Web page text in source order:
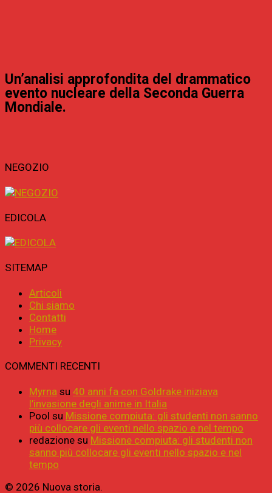
Un’analisi approfondita del drammatico
evento nucleare della Seconda Guerra
Mondiale.
NEGOZIO
EDICOLA
SITEMAP
Articoli
Chi siamo
Contatti
Home
Privacy
COMMENTI RECENTI
Myrna su 40 anni fa con Goldrake iniziava
l’invasione degli anime in Italia
Pool su Missione compiuta: gli studenti non sanno
più collocare gli eventi nello spazio e nel tempo
redazione su Missione compiuta: gli studenti non
sanno più collocare gli eventi nello spazio e nel
tempo
© 2026 Nuova storia.